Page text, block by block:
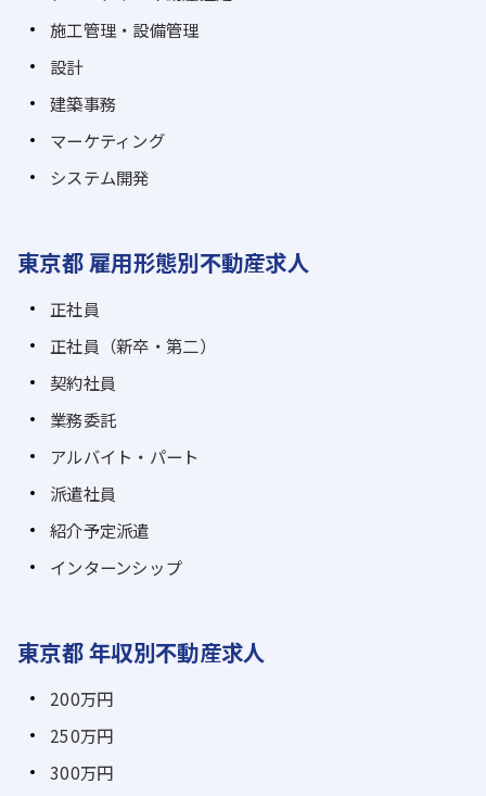
施工管理・設備管理
設計
建築事務
マーケティング
システム開発
東京都 雇用形態別不動産求人
正社員
正社員（新卒・第二）
契約社員
業務委託
アルバイト・パート
派遣社員
紹介予定派遣
インターンシップ
東京都 年収別不動産求人
200万円
250万円
300万円